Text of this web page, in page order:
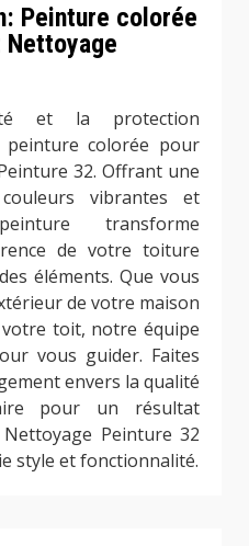
Peinture colorée
et la protection
peinture colorée pour
32. Offrant une
vibrantes et
transforme
de votre toiture
éléments. Que vous
de votre maison
toit, notre équipe
vous guider. Faites
envers la qualité
pour un résultat
Nettoyage Peinture 32
style et fonctionnalité.